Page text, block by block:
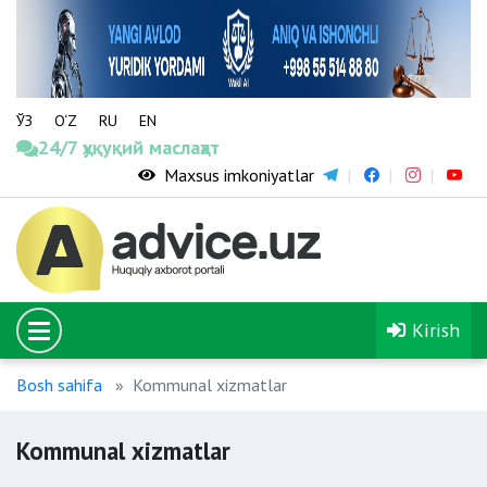
ЎЗ O‘Z RU EN
24/7 ҳуқуқий маслаҳат
Maxsus imkoniyatlar
Kirish
Bosh sahifa Kommunal xizmatlar
Kommunal xizmatlar